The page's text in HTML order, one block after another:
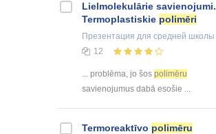
Lielmolekulārie savienojumi.
Termoplastiskie polimēri
Презентация для средней школы
12
... problēma, jo šos polimēru
savienojumus dabā esošie ...
Termoreaktīvo polimēru